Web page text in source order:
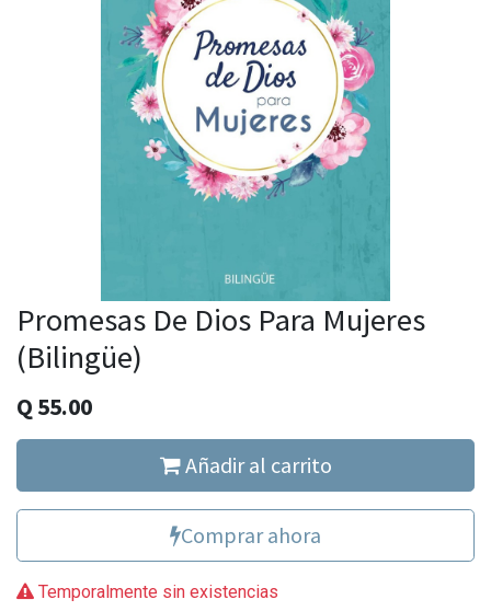
Promesas De Dios Para Mujeres
(Bilingüe)
Q 55.00
Añadir al carrito
Comprar ahora
Temporalmente sin existencias